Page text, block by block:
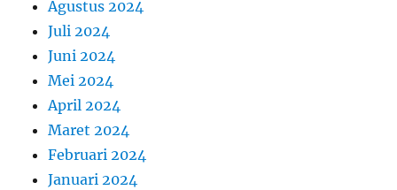
Agustus 2024
Juli 2024
Juni 2024
Mei 2024
April 2024
Maret 2024
Februari 2024
Januari 2024